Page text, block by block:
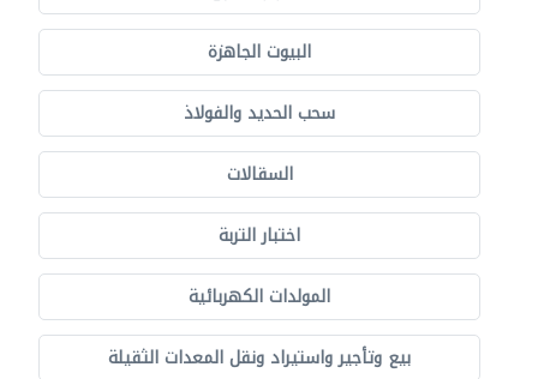
البيوت الجاهزة
سحب الحديد والفولاذ
السقالات
اختبار التربة
المولدات الكهربائية
بيع وتأجير واستيراد ونقل المعدات الثقيلة